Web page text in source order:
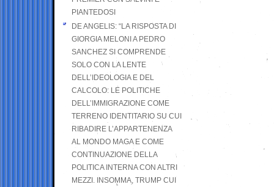
PIANTEDOSI
DE ANGELIS: “LA RISPOSTA DI
GIORGIA MELONI A PEDRO
SANCHEZ SI COMPRENDE
SOLO CON LA LENTE
DELL’IDEOLOGIA E DEL
CALCOLO: LE POLITICHE
DELL’IMMIGRAZIONE COME
TERRENO IDENTITARIO SU CUI
RIBADIRE L’APPARTENENZA
AL MONDO MAGA E COME
CONTINUAZIONE DELLA
POLITICA INTERNA CON ALTRI
MEZZI. INSOMMA, TRUMP CUI